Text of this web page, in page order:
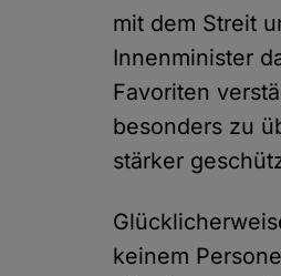
mit dem Streit
Innenminister
Favoriten
besonders zu
stärker
keinem